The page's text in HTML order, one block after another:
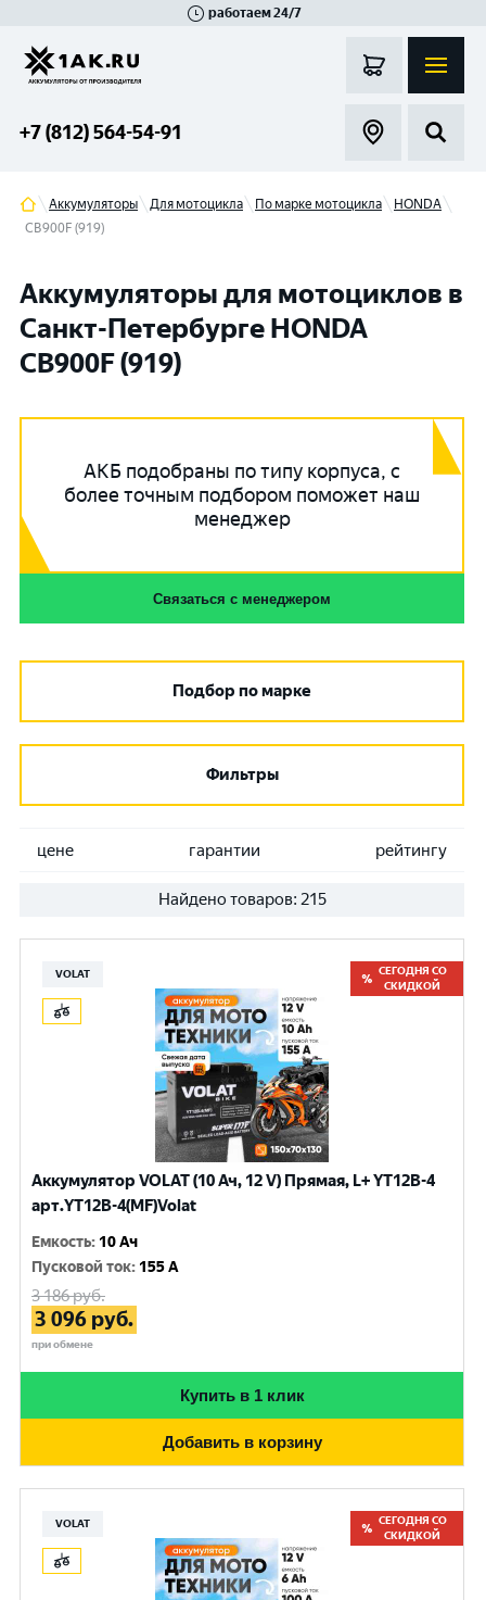
работаем 24/7
+7 (812) 564-54-91
Аккумуляторы Для мотоцикла По марке мотоцикла
HONDA
CB900F (919)
Аккумуляторы для мотоциклов в
Санкт-Петербурге HONDA
CB900F (919)
АКБ подобраны по типу корпуса, с
более точным подбором поможет наш
менеджер
Связаться с менеджером
Подбор по марке
Фильтры
цене гарантии рейтингу
Найдено товаров: 215
VOLAT
СЕГОДНЯ СО
СКИДКОЙ
Аккумулятор VOLAT (10 Ач, 12 V) Прямая, L+ YT12B-4
арт.YT12B-4(MF)Volat
Емкость: 10 Ач
Пусковой ток: 155 A
3 186руб.
3 096 руб.
при обмене
Купить в 1 клик
Добавить в корзину
VOLAT
СЕГОДНЯ СО
СКИДКОЙ
Гатчина